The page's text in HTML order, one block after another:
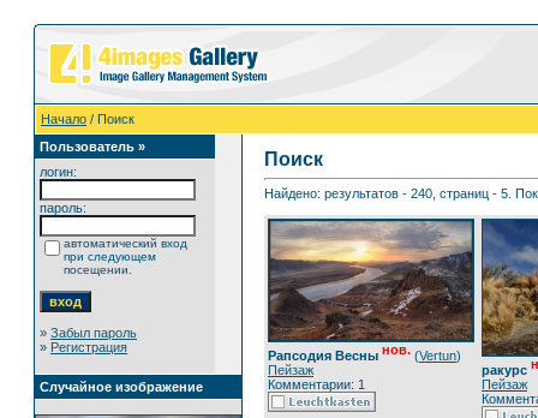
Начало / Поиск
Пользователь »
логин:
пароль:
автоматический вход
при следующем
посещении.
» Забыл пароль
» Регистрация
Случайное изображение
Поиск
Найдено: результатов - 240, страниц - 5.
Рапсодия Весны нов. (Vertun)
Пейзаж
Комментарии: 1
ракурс
Пейзаж